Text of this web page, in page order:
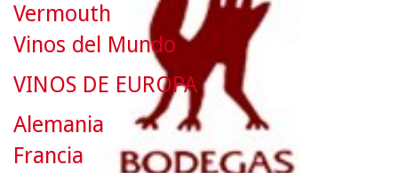
Vermouth
Vinos del Mundo
VINOS DE EUROPA
Alemania
Francia